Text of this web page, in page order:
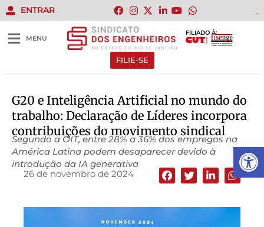
Abrir
ENTRAR
MENU
FILIADO À:
FILIE-SE
G20 e Inteligência Artificial no mundo do
trabalho: Declaração de Líderes incorpora
contribuições do movimento sindical
Segundo a OIT, entre 28% a 36% dos empregos na
América Latina podem desaparecer devido à
introdução da IA generativa
26 de novembro de 2024